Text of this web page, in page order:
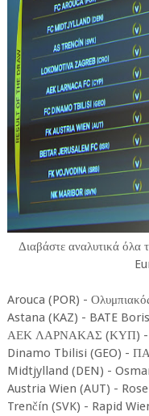
Διαβάστε αναλυτικά όλα
Arouca (POR) -
Astana (KAZ) - BATE
ΑΕΚ ΛΑΡΝΑΚΑΣ (ΚΥΠ) -
Dinamo Tbilisi (GEO) -
Midtjylland (DEN) -
Austria Wien (AUT) -
Trenčín (SVK) - Rapid